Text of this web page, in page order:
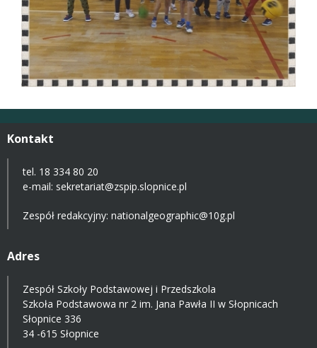
Kontakt
tel. 18 334 80 20
e-mail: sekretariat@zspip.slopnice.pl
Zespół redakcyjny: nationalgeographic@10g.pl
Adres
Zespół Szkoły Podstawowej i Przedszkola
Szkoła Podstawowa nr 2 im. Jana Pawła II w Słopnicach
Słopnice 336
34 -615 Słopnice